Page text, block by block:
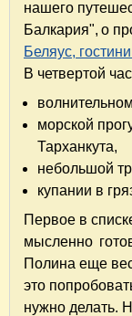
нашего
Балкария", о
Беляус,
В четвертой
морской
Тарханкута,
небольшой
купании в
Первое в
мысленно
Полина еще
это
нужно делать.